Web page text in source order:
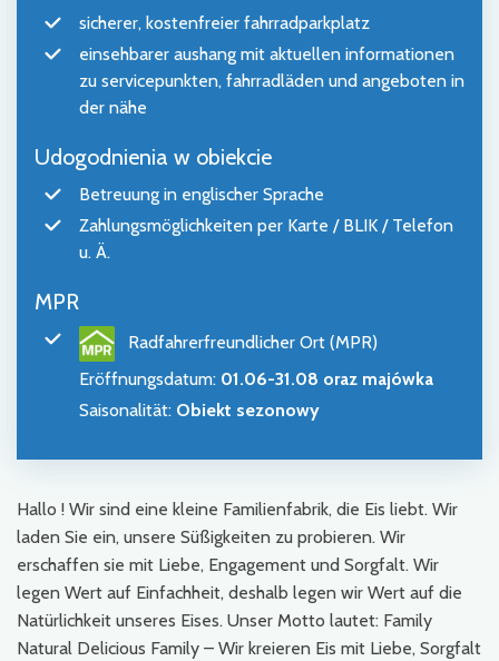
sicherer, kostenfreier fahrradparkplatz
einsehbarer aushang mit aktuellen informationen
zu servicepunkten, fahrradläden und angeboten in
der nähe
Udogodnienia w obiekcie
Betreuung in englischer Sprache
Zahlungsmöglichkeiten per Karte / BLIK / Telefon
u. Ä.
MPR
Radfahrerfreundlicher Ort (MPR)
Eröffnungsdatum: 01.06-31.08 oraz majówka
Saisonalität: Obiekt sezonowy
Hallo ! Wir sind eine kleine Familienfabrik, die Eis liebt. Wir
laden Sie ein, unsere Süßigkeiten zu probieren. Wir
erschaffen sie mit Liebe, Engagement und Sorgfalt. Wir
legen Wert auf Einfachheit, deshalb legen wir Wert auf die
Natürlichkeit unseres Eises. Unser Motto lautet: Family
Natural Delicious Family – Wir kreieren Eis mit Liebe, Sorgfalt